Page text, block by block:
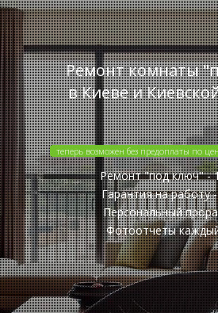
Ремонт комнаты
в Киеве и
теперь возможен без предоплаты по
Ремонт "под ключ" -
Гарантия на работу
Персональный
Фотоотчеты